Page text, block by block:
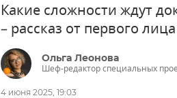
Какие сложности ждут
– рассказ от первого лица
Ольга Леонова
Шеф-редактор специальных
4 июня 2025, 19:03